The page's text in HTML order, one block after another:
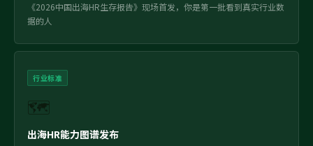
《2026中国出海HR生存报告》现场首发，你是第一批看到真实行业数
据的人
行业标准
🗺️
出海HR能力图谱发布